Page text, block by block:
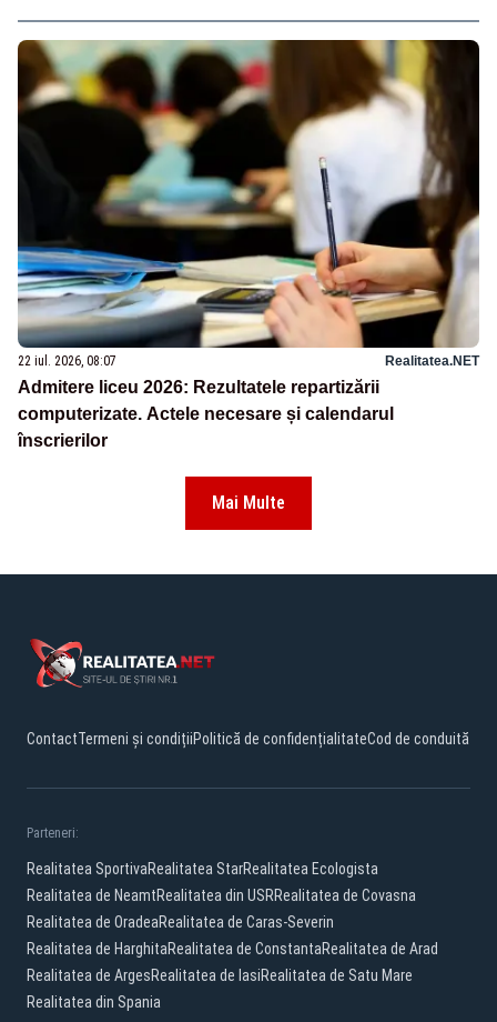
22 iul. 2026, 08:07 Realitatea.NET
Admitere liceu 2026: Rezultatele repartizării
computerizate. Actele necesare și calendarul
înscrierilor
Mai Multe
ContactTermeni și condițiiPolitică de confidențialitateCod de conduită
Parteneri:
Realitatea SportivaRealitatea StarRealitatea Ecologista
Realitatea de NeamtRealitatea din USRRealitatea de Covasna
Realitatea de OradeaRealitatea de Caras-Severin
Realitatea de HarghitaRealitatea de ConstantaRealitatea de Arad
Realitatea de ArgesRealitatea de IasiRealitatea de Satu Mare
Realitatea din Spania